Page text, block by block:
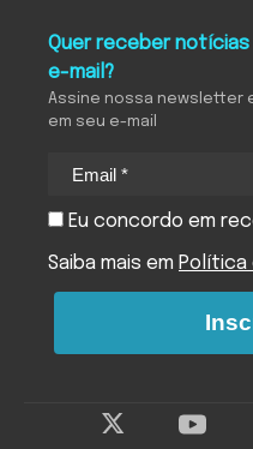
Quer receber
e-mail?
Assine nossa newsletter
em seu e-mail
Eu concordo em
Saiba mais em Política